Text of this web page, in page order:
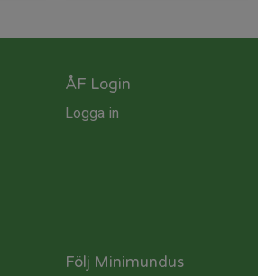
ÅF Login
Logga in
Följ Minimundus